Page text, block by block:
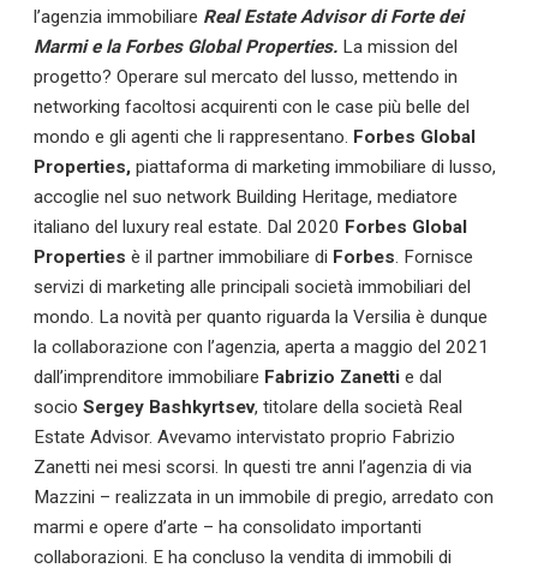
l’agenzia immobiliare Real Estate Advisor di Forte dei
Marmi e la Forbes Global Properties. La mission del
progetto? Operare sul mercato del lusso, mettendo in
networking facoltosi acquirenti con le case più belle del
mondo e gli agenti che li rappresentano. Forbes Global
Properties, piattaforma di marketing immobiliare di lusso,
accoglie nel suo network Building Heritage, mediatore
italiano del luxury real estate. Dal 2020 Forbes Global
Properties è il partner immobiliare di Forbes. Fornisce
servizi di marketing alle principali società immobiliari del
mondo. La novità per quanto riguarda la Versilia è dunque
la collaborazione con l’agenzia, aperta a maggio del 2021
dall’imprenditore immobiliare Fabrizio Zanetti e dal
socio Sergey Bashkyrtsev, titolare della società Real
Estate Advisor. Avevamo intervistato proprio Fabrizio
Zanetti nei mesi scorsi. In questi tre anni l’agenzia di via
Mazzini – realizzata in un immobile di pregio, arredato con
marmi e opere d’arte – ha consolidato importanti
collaborazioni. E ha concluso la vendita di immobili di